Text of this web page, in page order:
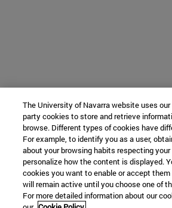
The University of Navarra website uses
party cookies to store and retrieve
browse. Different types of cookies have
For example, to identify you as a user,
about your browsing habits respecting your
personalize how the content is displayed.
cookies you want to enable or accept them
will remain active until you choose one of
For more detailed information about our